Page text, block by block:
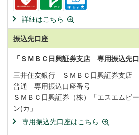
詳細はこちら
振込先口座
「ＳＭＢＣ日興証券支店 専用振込先
三井住友銀行 ＳＭＢＣ日興証券支店
普通 専用振込口座番号
ＳＭＢＣ日興証券（株）「エスエムビ
ン(カ」
専用振込先口座はこちら